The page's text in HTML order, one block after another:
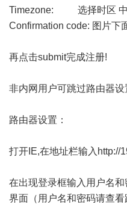
Timezone: 选择时区 中
Confirmation code: 图片下
再点击submit完成注册!
非内网用户可跳过路由器设
路由器设置：
打开IE,在地址栏输入 http://
在出现登录框输入用户名
界面（用户名和密码请查看